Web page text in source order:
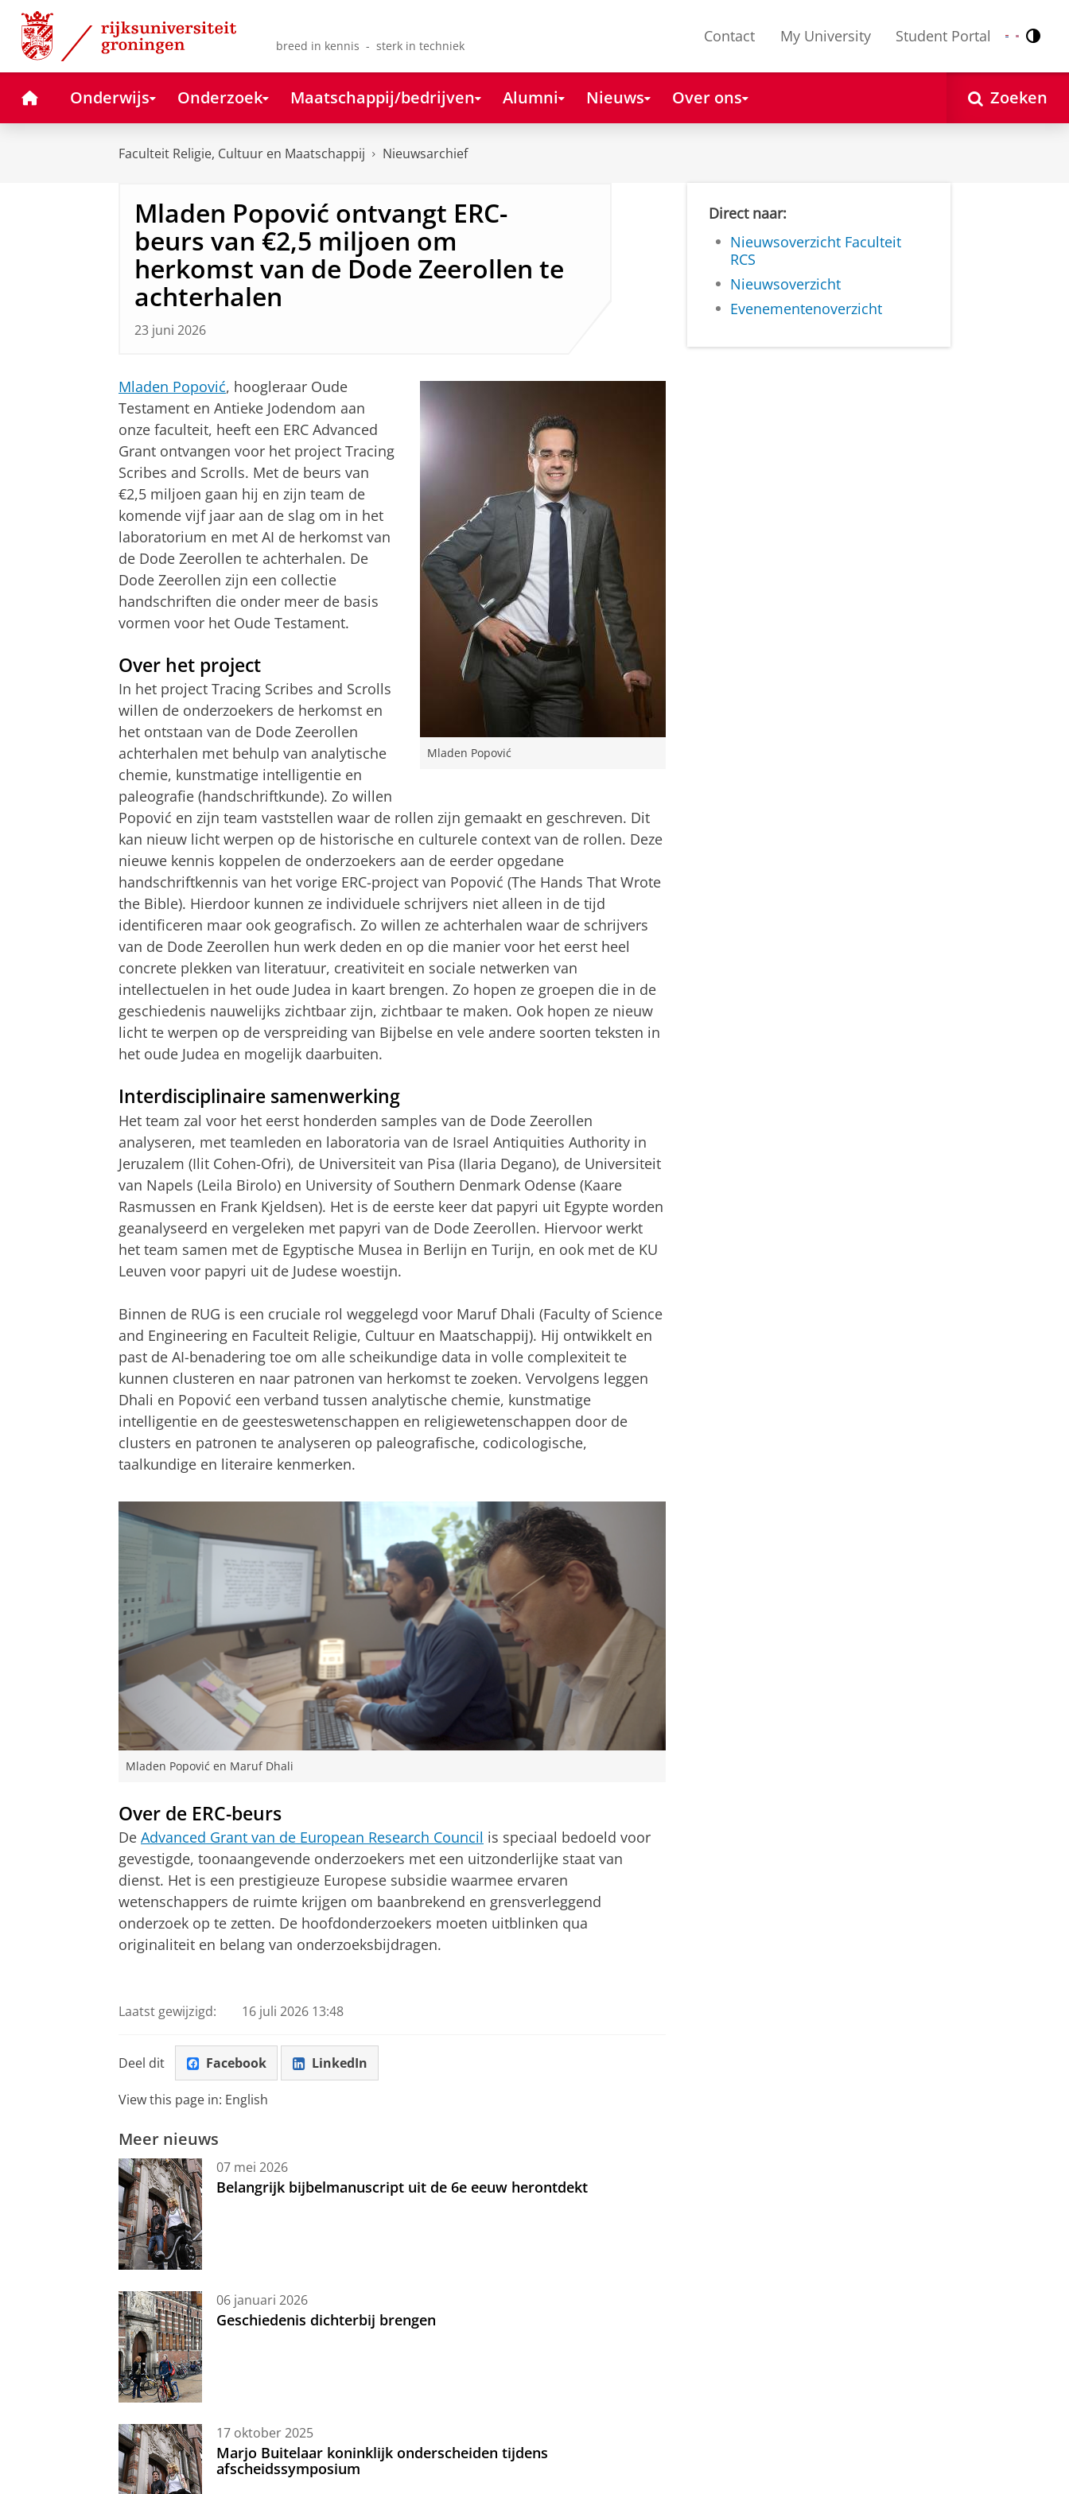
Skip
Content
Skip
Navigation
breed in kennis - sterk in techniek
Contact My University Student Portal Nederlands
English
HomeOnderwijs Onderzoek Maatschappij/bedrijven Alumni Nieuws Over ons Zoeken
Faculteit Religie, Cultuur en Maatschappij Nieuwsarchief
Mladen Popović ontvangt ERC-
beurs van €2,5 miljoen om
herkomst van de Dode Zeerollen te
achterhalen
23 juni 2026
Mladen Popović
Mladen Popović, hoogleraar Oude
Testament en Antieke Jodendom aan
onze faculteit, heeft een ERC Advanced
Grant ontvangen voor het project Tracing
Scribes and Scrolls. Met de beurs van
€2,5 miljoen gaan hij en zijn team de
komende vijf jaar aan de slag om in het
laboratorium en met AI de herkomst van
de Dode Zeerollen te achterhalen. De
Dode Zeerollen zijn een collectie
handschriften die onder meer de basis
vormen voor het Oude Testament.
Over het project
In het project Tracing Scribes and Scrolls
willen de onderzoekers de herkomst en
het ontstaan van de Dode Zeerollen
achterhalen met behulp van analytische
chemie, kunstmatige intelligentie en
paleografie (handschriftkunde). Zo willen
Popović en zijn team vaststellen waar de rollen zijn gemaakt en geschreven. Dit
kan nieuw licht werpen op de historische en culturele context van de rollen. Deze
nieuwe kennis koppelen de onderzoekers aan de eerder opgedane
handschriftkennis van het vorige ERC-project van Popović (The Hands That Wrote
the Bible). Hierdoor kunnen ze individuele schrijvers niet alleen in de tijd
identificeren maar ook geografisch. Zo willen ze achterhalen waar de schrijvers
van de Dode Zeerollen hun werk deden en op die manier voor het eerst heel
concrete plekken van literatuur, creativiteit en sociale netwerken van
intellectuelen in het oude Judea in kaart brengen. Zo hopen ze groepen die in de
geschiedenis nauwelijks zichtbaar zijn, zichtbaar te maken. Ook hopen ze nieuw
licht te werpen op de verspreiding van Bijbelse en vele andere soorten teksten in
het oude Judea en mogelijk daarbuiten.
Interdisciplinaire samenwerking
Het team zal voor het eerst honderden samples van de Dode Zeerollen
analyseren, met teamleden en laboratoria van de Israel Antiquities Authority in
Jeruzalem (Ilit Cohen-Ofri), de Universiteit van Pisa (Ilaria Degano), de Universiteit
van Napels (Leila Birolo) en University of Southern Denmark Odense (Kaare
Rasmussen en Frank Kjeldsen). Het is de eerste keer dat papyri uit Egypte worden
geanalyseerd en vergeleken met papyri van de Dode Zeerollen. Hiervoor werkt
het team samen met de Egyptische Musea in Berlijn en Turijn, en ook met de KU
Leuven voor papyri uit de Judese woestijn.
Binnen de RUG is een cruciale rol weggelegd voor Maruf Dhali (Faculty of Science
and Engineering en Faculteit Religie, Cultuur en Maatschappij). Hij ontwikkelt en
past de AI-benadering toe om alle scheikundige data in volle complexiteit te
kunnen clusteren en naar patronen van herkomst te zoeken. Vervolgens leggen
Dhali en Popović een verband tussen analytische chemie, kunstmatige
intelligentie en de geesteswetenschappen en religiewetenschappen door de
clusters en patronen te analyseren op paleografische, codicologische,
taalkundige en literaire kenmerken.
Mladen Popović en Maruf Dhali
Over de ERC-beurs
De Advanced Grant van de European Research Council is speciaal bedoeld voor
gevestigde, toonaangevende onderzoekers met een uitzonderlijke staat van
dienst. Het is een prestigieuze Europese subsidie waarmee ervaren
wetenschappers de ruimte krijgen om baanbrekend en grensverleggend
onderzoek op te zetten. De hoofdonderzoekers moeten uitblinken qua
originaliteit en belang van onderzoeksbijdragen.
Laatst gewijzigd: 16 juli 2026 13:48
Deel dit Facebook LinkedIn
View this page in: English
Meer nieuws
07 mei 2026
Belangrijk bijbelmanuscript uit de 6e eeuw herontdekt
06 januari 2026
Geschiedenis dichterbij brengen
17 oktober 2025
Marjo Buitelaar koninklijk onderscheiden tijdens
afscheidssymposium
Direct naar:
Nieuwsoverzicht Faculteit
RCS
Nieuwsoverzicht
Evenementenoverzicht